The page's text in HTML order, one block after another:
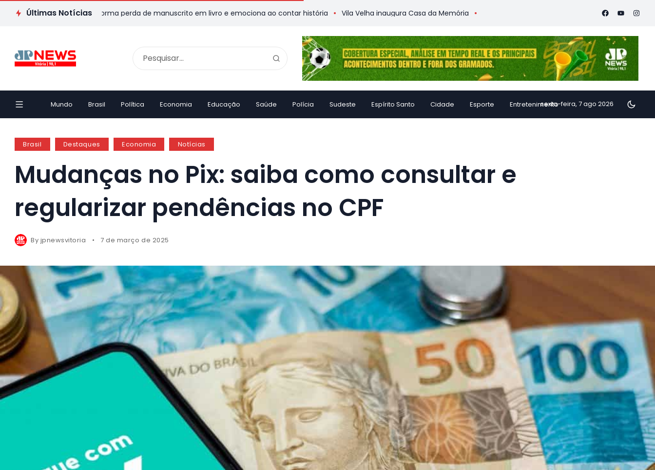
Últimas Notícias
capixaba transforma perda de manuscrito em livro e emociona ao contar história Vila Velha inaugura Casa da Memória Vitória Coffee Summit 2026 confirma especialistas
Mundo Brasil Política Economia Educação Saúde Polícia Sudeste Espírito Santo Cidade Esporte Entretenimentosexta-feira, 7 ago 2026
Brasil Destaques Economia Notícias
Mudanças no Pix: saiba como consultar e
regularizar pendências no CPF
By jpnewsvitoria 7 de março de 2025